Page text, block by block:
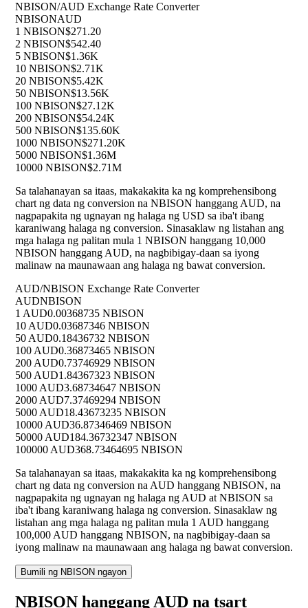
NBISON/AUD Exchange Rate Converter
NBISONAUD
1 NBISON$271.20
2 NBISON$542.40
5 NBISON$1.36K
10 NBISON$2.71K
20 NBISON$5.42K
50 NBISON$13.56K
100 NBISON$27.12K
200 NBISON$54.24K
500 NBISON$135.60K
1000 NBISON$271.20K
5000 NBISON$1.36M
10000 NBISON$2.71M
Sa talahanayan sa itaas, makakakita ka ng komprehensibong
chart ng data ng conversion na NBISON hanggang AUD, na
nagpapakita ng ugnayan ng halaga ng USD sa iba't ibang
karaniwang halaga ng conversion. Sinasaklaw ng listahan ang
mga halaga ng palitan mula 1 NBISON hanggang 10,000
NBISON hanggang AUD, na nagbibigay-daan sa iyong
malinaw na maunawaan ang halaga ng bawat conversion.
AUD/NBISON Exchange Rate Converter
AUDNBISON
1 AUD0.00368735 NBISON
10 AUD0.03687346 NBISON
50 AUD0.18436732 NBISON
100 AUD0.36873465 NBISON
200 AUD0.73746929 NBISON
500 AUD1.84367323 NBISON
1000 AUD3.68734647 NBISON
2000 AUD7.37469294 NBISON
5000 AUD18.43673235 NBISON
10000 AUD36.87346469 NBISON
50000 AUD184.36732347 NBISON
100000 AUD368.73464695 NBISON
Sa talahanayan sa itaas, makakakita ka ng komprehensibong
chart ng data ng conversion na AUD hanggang NBISON, na
nagpapakita ng ugnayan ng halaga ng AUD at NBISON sa
iba't ibang karaniwang halaga ng conversion. Sinasaklaw ng
listahan ang mga halaga ng palitan mula 1 AUD hanggang
100,000 AUD hanggang NBISON, na nagbibigay-daan sa
iyong malinaw na maunawaan ang halaga ng bawat conversion.
Bumili ng NBISON ngayon
NBISON hanggang AUD na tsart